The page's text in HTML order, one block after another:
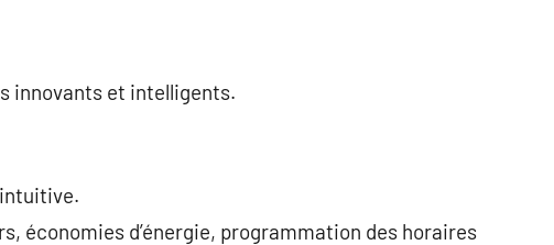
innovants et intelligents.
économies d’énergie, programmation des horaires